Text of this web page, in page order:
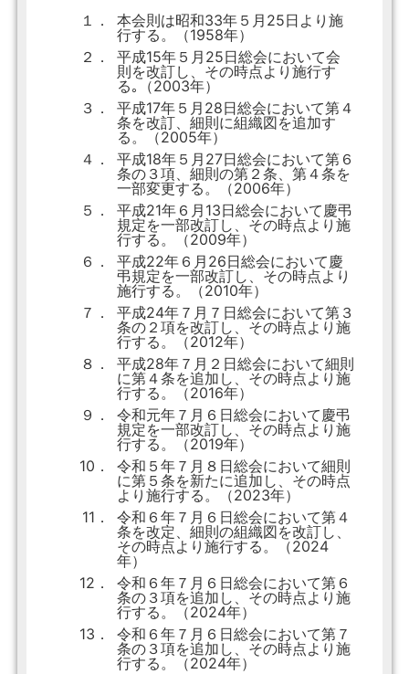
１．
本会則は昭和33年５月25日より施
行する。（1958年）
２．
平成15年５月25日総会において会
則を改訂し、その時点より施行す
る｡（2003年）
３．
平成17年５月28日総会において第４
条を改訂、細則に組織図を追加す
る。（2005年）
４．
平成18年５月27日総会において第６
条の３項、細則の第２条、第４条を
一部変更する。（2006年）
５．
平成21年６月13日総会において慶弔
規定を一部改訂し、その時点より施
行する。（2009年）
６．
平成22年６月26日総会において慶
弔規定を一部改訂し、その時点より
施行する。（2010年）
７．
平成24年７月７日総会において第３
条の２項を改訂し、その時点より施
行する。（2012年）
８．
平成28年７月２日総会において細則
に第４条を追加し、その時点より施
行する。（2016年）
９．
令和元年７月６日総会において慶弔
規定を一部改訂し、その時点より施
行する。（2019年）
10．
令和５年７月８日総会において細則
に第５条を新たに追加し、その時点
より施行する。（2023年）
11．
令和６年７月６日総会において第４
条を改定、細則の組織図を改訂し、
その時点より施行する。（2024
年）
12．
令和６年７月６日総会において第６
条の３項を追加し、その時点より施
行する。（2024年）
13．
令和６年７月６日総会において第７
条の３項を追加し、その時点より施
行する。（2024年）